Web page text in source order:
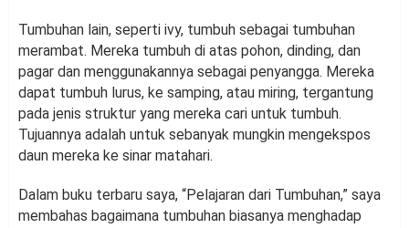
Tumbuhan lain, seperti ivy, tumbuh sebagai tumbuhan
merambat. Mereka tumbuh di atas pohon, dinding, dan
pagar dan menggunakannya sebagai penyangga. Mereka
dapat tumbuh lurus, ke samping, atau miring, tergantung
pada jenis struktur yang mereka cari untuk tumbuh.
Tujuannya adalah untuk sebanyak mungkin mengekspos
daun mereka ke sinar matahari.
Dalam buku terbaru saya, “Pelajaran dari Tumbuhan,” saya
membahas bagaimana tumbuhan biasanya menghadap